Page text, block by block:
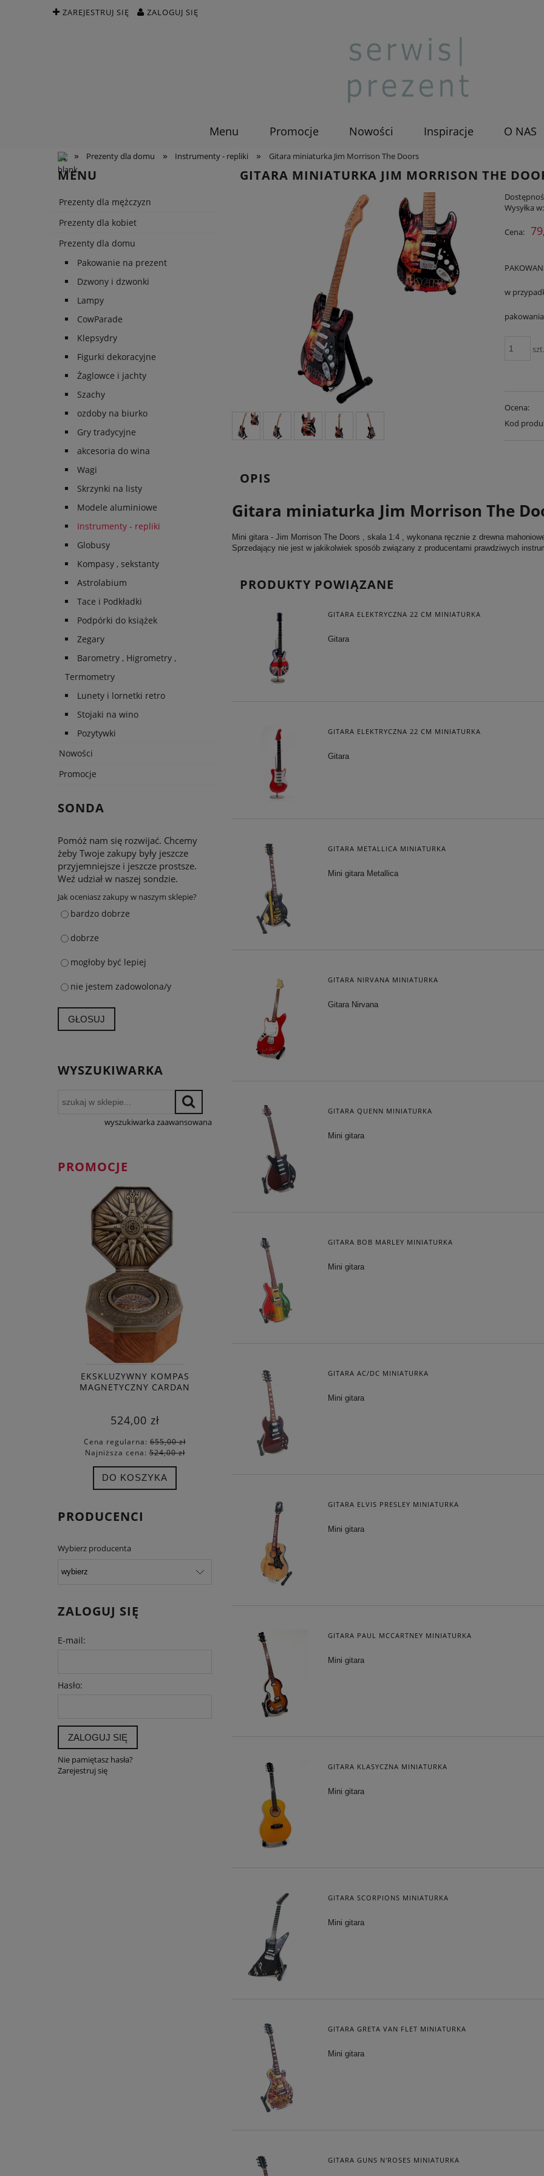
ZAREJESTRUJ SIĘ ZALOGUJ SIĘ
Menu Promocje Nowości Inspiracje O NAS
» Prezenty dla domu » Instrumenty - repliki » Gitara miniaturka Jim Morrison The Doors
MENU
Prezenty dla mężczyzn
Prezenty dla kobiet
Prezenty dla domu
Pakowanie na prezent
Dzwony i dzwonki
Lampy
CowParade
Klepsydry
Figurki dekoracyjne
Żaglowce i jachty
Szachy
ozdoby na biurko
Gry tradycyjne
akcesoria do wina
Wagi
Skrzynki na listy
Modele aluminiowe
Instrumenty - repliki
Globusy
Kompasy , sekstanty
Astrolabium
Tace i Podkładki
Podpórki do książek
Zegary
Barometry , Higrometry ,
Termometry
Lunety i lornetki retro
Stojaki na wino
Pozytywki
Nowości
Promocje
SONDA
Pomóż nam się rozwijać. Chcemy
żeby Twoje zakupy były jeszcze
przyjemniejsze i jeszcze prostsze.
Weź udział w naszej sondzie.
Jak oceniasz zakupy w naszym sklepie?
bardzo dobrze
dobrze
mogłoby być lepiej
nie jestem zadowolona/y
GŁOSUJ
WYSZUKIWARKA
wyszukiwarka zaawansowana
PROMOCJE
EKSKLUZYWNY KOMPAS
MAGNETYCZNY CARDAN
524,00 zł
Cena regularna: 655,00 zł
Najniższa cena:524,00 zł
DO KOSZYKA
BALETNICA PUDEŁECZKO SERCE -
106,25 zł
Cena regularna:
Najniższa cena:
REPLIKA STRAŻ POŻARNA
PRODUCENCI
Wybierz producenta
ZALOGUJ SIĘ
E-mail:
Hasło:
ZALOGUJ SIĘ
Nie pamiętasz hasła?
Zarejestruj się
GITARA MINIATURKA JIM MORRISON THE
Wysyłka w:
Cena:
w
szt.
Ocena:
Kod
OPIS
Gitara miniaturka Jim Morrison The
Mini gitara - Jim Morrison The Doors , skala 1:4 , wykonana ręcznie z drewna
Sprzedający nie jest w jakikolwiek sposób związany z producentami prawdziwych
PRODUKTY POWIĄZANE
GITARA ELEKTRYCZNA 22 CM MINIATURKA
Gitara
GITARA ELEKTRYCZNA 22 CM MINIATURKA
Gitara
GITARA METALLICA MINIATURKA
Mini gitara Metallica
GITARA NIRVANA MINIATURKA
Gitara Nirvana
GITARA QUENN MINIATURKA
Mini gitara
GITARA BOB MARLEY MINIATURKA
Mini gitara
GITARA AC/DC MINIATURKA
Mini gitara
GITARA ELVIS PRESLEY MINIATURKA
Mini gitara
GITARA PAUL MCCARTNEY MINIATURKA
Mini gitara
GITARA KLASYCZNA MINIATURKA
Mini gitara
GITARA SCORPIONS MINIATURKA
Mini gitara
GITARA GRETA VAN FLET MINIATURKA
Mini gitara
GITARA GUNS N'ROSES MINIATURKA